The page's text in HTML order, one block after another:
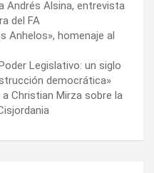
Andrés Alsina, entrevista
del FA
Anhelos», homenaje al
Legislativo: un siglo
democrática»
Christian Mirza sobre la